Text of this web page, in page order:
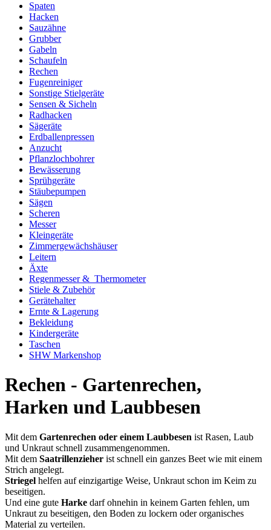
Spaten
Hacken
Sauzähne
Grubber
Gabeln
Schaufeln
Rechen
Fugenreiniger
Sonstige Stielgeräte
Sensen & Sicheln
Radhacken
Sägeräte
Erdballenpressen
Anzucht
Pflanzlochbohrer
Bewässerung
Sprühgeräte
Stäubepumpen
Sägen
Scheren
Messer
Kleingeräte
Zimmergewächshäuser
Leitern
Äxte
Regenmesser & Thermometer
Stiele & Zubehör
Gerätehalter
Ernte & Lagerung
Bekleidung
Kindergeräte
Taschen
SHW Markenshop
Rechen - Gartenrechen,
Harken und Laubbesen
Mit dem Gartenrechen oder einem Laubbesen ist Rasen, Laub
und Unkraut schnell zusammengenommen.
Mit dem Saatrillenzieher ist schnell ein ganzes Beet wie mit einem
Strich angelegt.
Striegel helfen auf einzigartige Weise, Unkraut schon im Keim zu
beseitigen.
Und eine gute Harke darf ohnehin in keinem Garten fehlen, um
Unkraut zu beseitigen, den Boden zu lockern oder organisches
Material zu verteilen.